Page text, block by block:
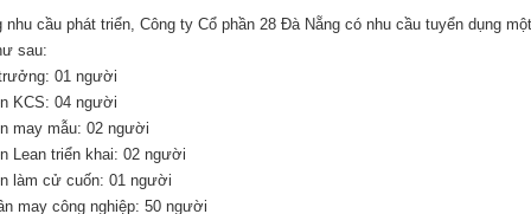
nhu cầu phát triển, Công ty Cổ phần 28 Đà Nẵng có nhu cầu tuyển dụng
sau:
01 người
KCS: 04 người
may mẫu: 02 người
Lean triển khai: 02 người
làm cử cuốn: 01 người
may công nghiệp: 50 người